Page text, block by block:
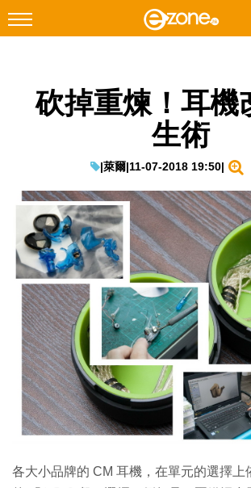
Facebook Instagram
遊戲動漫
教學評測
EduTech
IT Times
生成式AI與雲端應用
Enterprise Digital Transformation
特集
砍掉重煉！耳機
生術
|萊爾|11-07-2018 19:50|
各大小品牌的 CM 耳機，在單元的選擇上